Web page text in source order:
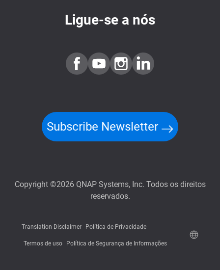
Ligue-se a nós
Subscribe Newsletter
Copyright ©2026 QNAP Systems, Inc. Todos os direitos
reservados.
Translation Disclaimer Política de Privacidade
Termos de uso Política de Segurança de Informações